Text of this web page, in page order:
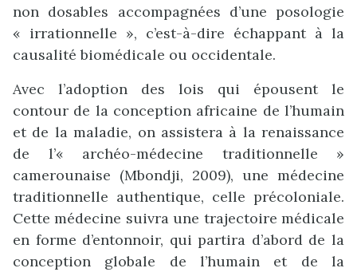
non dosables accompagnées d’une posologie
« irrationnelle », c’est-à-dire échappant à la
causalité biomédicale ou occidentale.
Avec l’adoption des lois qui épousent le
contour de la conception africaine de l’humain
et de la maladie, on assistera à la renaissance
de l’« archéo-médecine traditionnelle »
camerounaise (Mbondji, 2009), une médecine
traditionnelle authentique, celle précoloniale.
Cette médecine suivra une trajectoire médicale
en forme d’entonnoir, qui partira d’abord de la
conception globale de l’humain et de la